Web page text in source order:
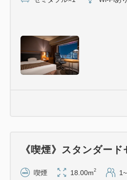
《喫煙》スタンダー
喫煙 18.00m2